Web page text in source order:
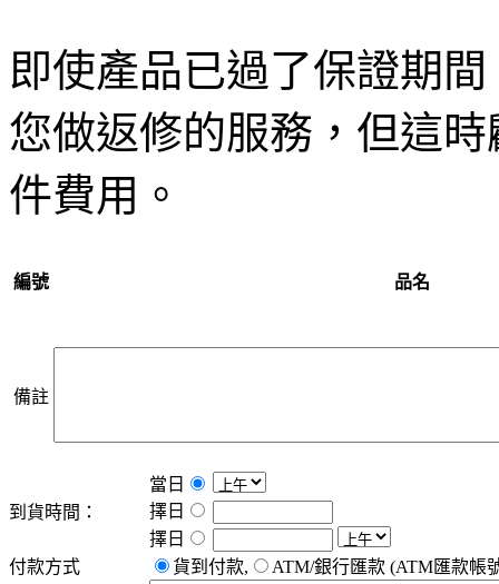
即使產品已過了保證期
您做返修的服務，但這
件費用。
編號 品名
備註
到貨時間：
當日
擇日
擇日
付款方式
貨到付款,
ATM/銀行匯款 (ATM匯款帳